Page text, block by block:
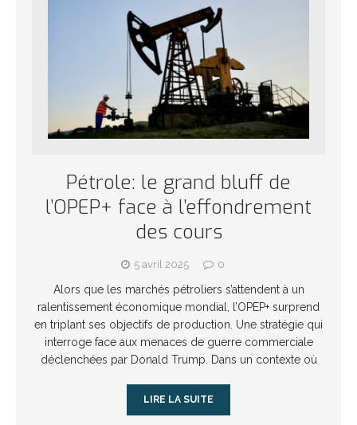
Pétrole: le grand bluff de
l’OPEP+ face à l’effondrement
des cours
5 avril 2025 0
Alors que les marchés pétroliers s’attendent à un
ralentissement économique mondial, l’OPEP+ surprend
en triplant ses objectifs de production. Une stratégie qui
interroge face aux menaces de guerre commerciale
déclenchées par Donald Trump. Dans un contexte où
LIRE LA SUITE